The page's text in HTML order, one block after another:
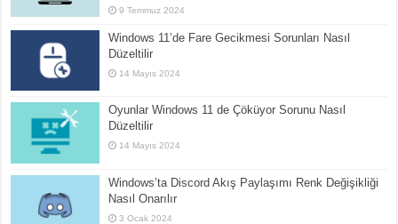
9 Temmuz 2024
Windows 11’de Fare Gecikmesi Sorunları Nasıl
Düzeltilir
14 Mayıs 2024
Oyunlar Windows 11 de Çöküyor Sorunu Nasıl
Düzeltilir
14 Mayıs 2024
Windows’ta Discord Akış Paylaşımı Renk Değişikliği
Nasıl Onarılır
3 Ocak 2024